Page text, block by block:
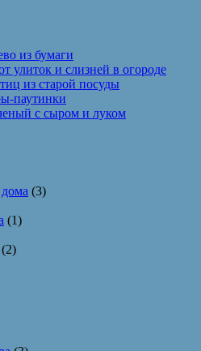
из бумаги
улиток и слизней в огороде
из старой посуды
паутинки
с сыром и луком
(3)
(1)
(2)